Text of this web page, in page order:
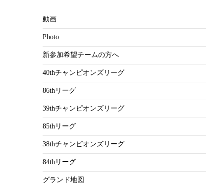
動画
Photo
新参加希望チームの方へ
40thチャンピオンズリーグ
86thリーグ
39thチャンピオンズリーグ
85thリーグ
38thチャンピオンズリーグ
84thリーグ
グランド地図